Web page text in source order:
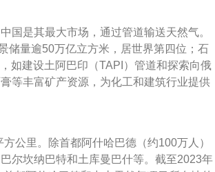
国是其最大市场，通过管道输送天然气。
储量逾50万亿立方米，居世界第四位；石
如建设土阿巴印（TAPI）管道和探索向俄
等丰富矿产资源，为化工和建筑行业提供
公里。除首都阿什哈巴德（约100万人）
尔坎纳巴特和土库曼巴什等。截至2023年